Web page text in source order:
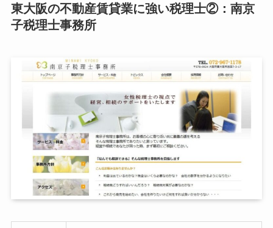
東大阪の不動産賃貸業に強い税理士②： 南京
子税理士事務所